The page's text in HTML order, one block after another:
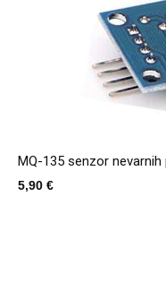
MQ-135 senzor nevarnih
5,90 €